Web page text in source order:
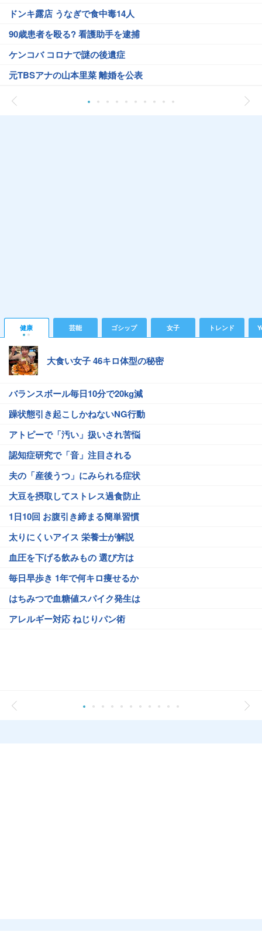
ドンキ露店 うなぎで食中毒14人
90歳患者を殴る? 看護助手を逮捕
ケンコバ コロナで謎の後遺症
元TBSアナの山本里菜 離婚を公表
健康 芸能 ゴシップ 女子 トレンド
大食い女子 46キロ体型の秘密
バランスボール毎日10分で20kg減
躁状態引き起こしかねないNG行動
アトピーで「汚い」扱いされ苦悩
認知症研究で「音」注目される
夫の「産後うつ」にみられる症状
大豆を摂取してストレス過食防止
1日10回 お腹引き締まる簡単習慣
太りにくいアイス 栄養士が解説
血圧を下げる飲みもの 選び方は
毎日早歩き 1年で何キロ痩せるか
はちみつで血糖値スパイク発生は
アレルギー対応 ねじりパン術